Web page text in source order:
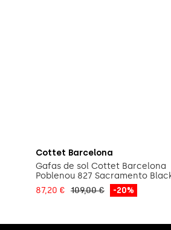
Cottet Barcelona
Gafas de sol Cottet Barcelona
Poblenou 827 Sacramento
87,20 € 109,00 € -20%